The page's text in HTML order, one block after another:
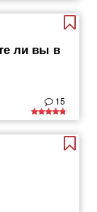
ли вы в
15